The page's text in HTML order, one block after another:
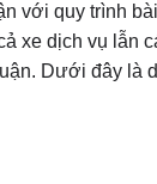
với quy trình
xe dịch vụ lẫn
Dưới đây là